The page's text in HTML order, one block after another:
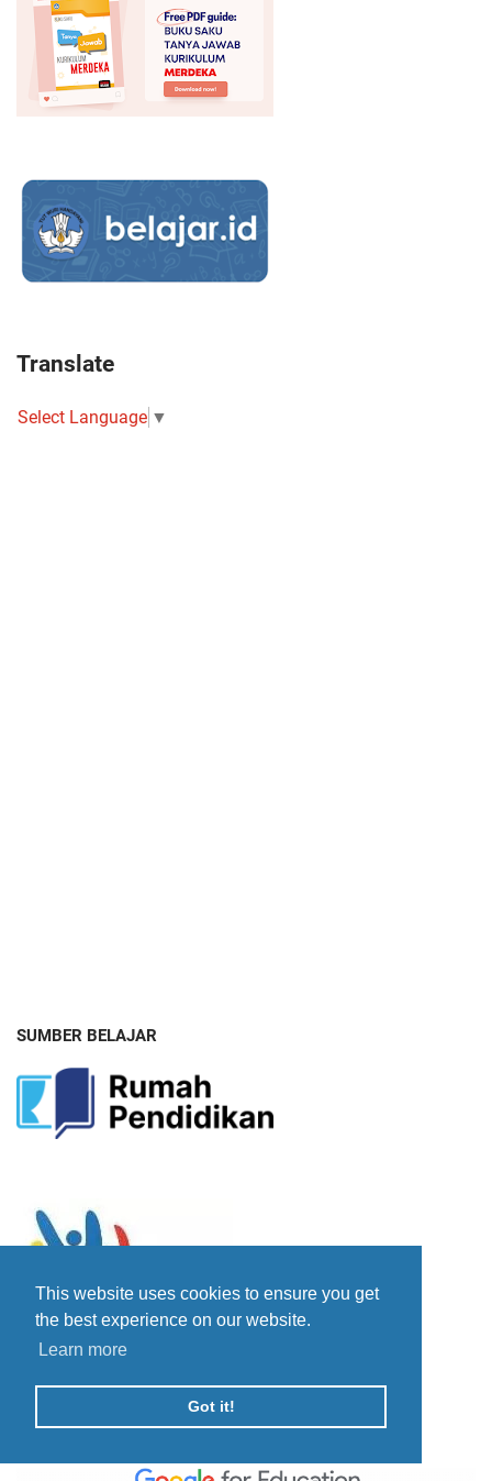
This website uses cookies to ensure you get
the best experience on our website.
Learn more
Got it!
Translate
Select Language ▼
SUMBER BELAJAR